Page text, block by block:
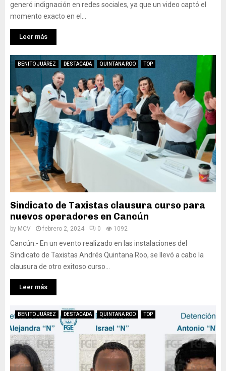
generó indignación en redes sociales, ya que un video captó el
momento exacto en el...
Leer más
BENITO JUÁREZ DESTACADA QUINTANA ROO TOP
Sindicato de Taxistas clausura curso para
nuevos operadores en Cancún
by MCV febrero 2, 2024 0 1092
Cancún.- En un evento realizado en las instalaciones del
Sindicato de Taxistas Andrés Quintana Roo, se llevó a cabo la
clausura de otro exitoso curso...
Leer más
BENITO JUÁREZ DESTACADA QUINTANA ROO TOP